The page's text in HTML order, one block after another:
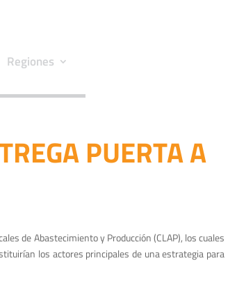
Regiones
PUERTA A
de Abastecimiento y Producción (CLAP), los cuales
los actores principales de una estrategia para